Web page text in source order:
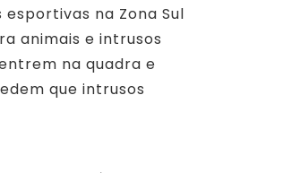
na Zona Sul
animais e intrusos
na quadra e
que intrusos